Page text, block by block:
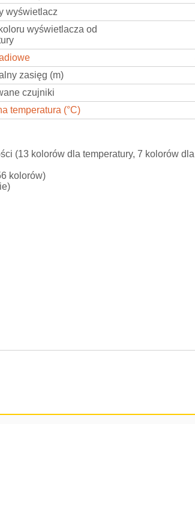
wyświetlacz
wyświetlacza od
zasięg (m)
czujniki
temperatura (°C)
(13 kolorów dla temperatury, 7 kolorów dla
kolorów)